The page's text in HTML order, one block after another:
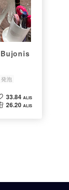
Bujonis
発泡
33.84 ALIS
26.20 ALIS